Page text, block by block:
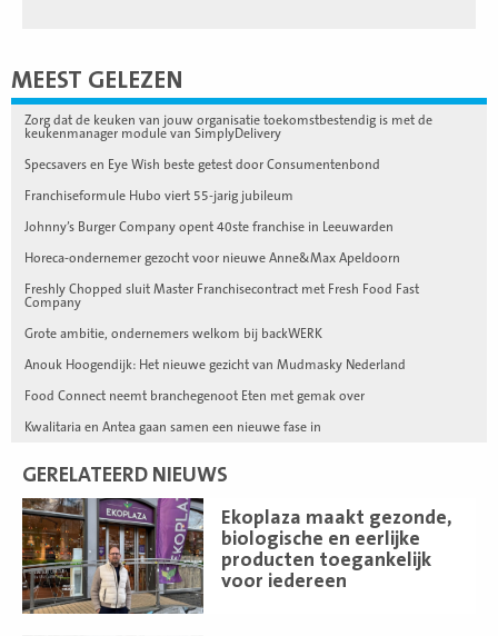
MEEST GELEZEN
Zorg dat de keuken van jouw organisatie toekomstbestendig is met de
keukenmanager module van SimplyDelivery
Specsavers en Eye Wish beste getest door Consumentenbond
Franchiseformule Hubo viert 55-jarig jubileum
Johnny’s Burger Company opent 40ste franchise in Leeuwarden
Horeca-ondernemer gezocht voor nieuwe Anne&Max Apeldoorn
Freshly Chopped sluit Master Franchisecontract met Fresh Food Fast
Company
Grote ambitie, ondernemers welkom bij backWERK
Anouk Hoogendijk: Het nieuwe gezicht van Mudmasky Nederland
Food Connect neemt branchegenoot Eten met gemak over
Kwalitaria en Antea gaan samen een nieuwe fase in
GERELATEERD NIEUWS
Ekoplaza maakt gezonde,
biologische en eerlijke
producten toegankelijk
voor iedereen
Lees
meer